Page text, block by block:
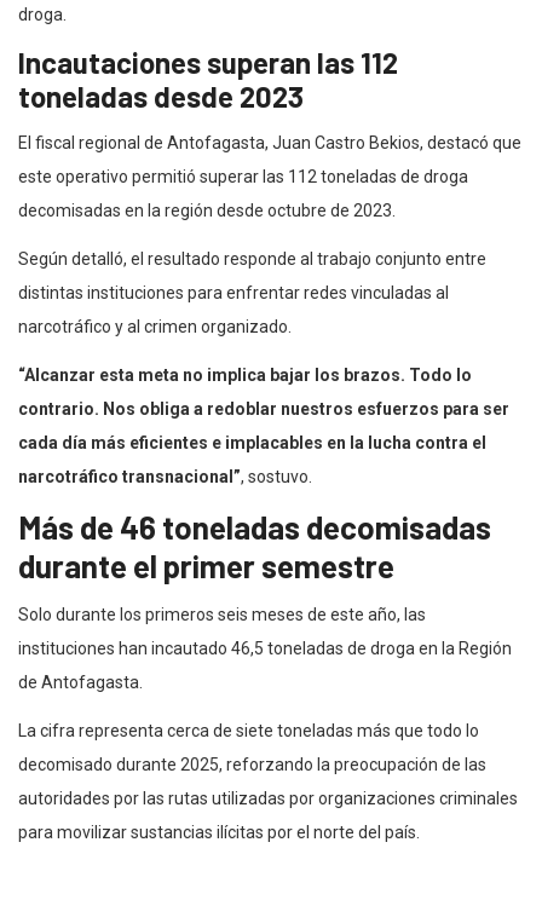
droga.
Incautaciones superan las 112
toneladas desde 2023
El fiscal regional de Antofagasta, Juan Castro Bekios, destacó que
este operativo permitió superar las 112 toneladas de droga
decomisadas en la región desde octubre de 2023.
Según detalló, el resultado responde al trabajo conjunto entre
distintas instituciones para enfrentar redes vinculadas al
narcotráfico y al crimen organizado.
“Alcanzar esta meta no implica bajar los brazos. Todo lo
contrario. Nos obliga a redoblar nuestros esfuerzos para ser
cada día más eficientes e implacables en la lucha contra el
narcotráfico transnacional”, sostuvo.
Más de 46 toneladas decomisadas
durante el primer semestre
Solo durante los primeros seis meses de este año, las
instituciones han incautado 46,5 toneladas de droga en la Región
de Antofagasta.
La cifra representa cerca de siete toneladas más que todo lo
decomisado durante 2025, reforzando la preocupación de las
autoridades por las rutas utilizadas por organizaciones criminales
para movilizar sustancias ilícitas por el norte del país.